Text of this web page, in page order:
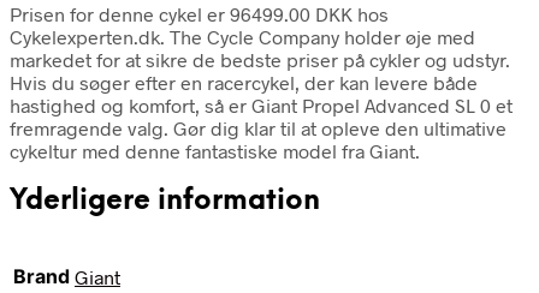
Prisen for denne cykel er 96499.00 DKK hos
Cykelexperten.dk. The Cycle Company holder øje med
markedet for at sikre de bedste priser på cykler og udstyr.
Hvis du søger efter en racercykel, der kan levere både
hastighed og komfort, så er Giant Propel Advanced SL 0 et
fremragende valg. Gør dig klar til at opleve den ultimative
cykeltur med denne fantastiske model fra Giant.
Yderligere information
Brand Giant